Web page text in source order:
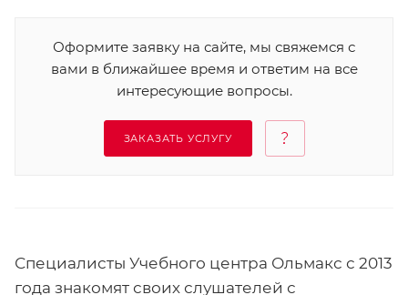
Оформите заявку на сайте, мы свяжемся с
вами в ближайшее время и ответим на все
интересующие вопросы.
ЗАКАЗАТЬ УСЛУГУ
Специалисты Учебного центра Ольмакс с 2013
года знакомят своих слушателей с